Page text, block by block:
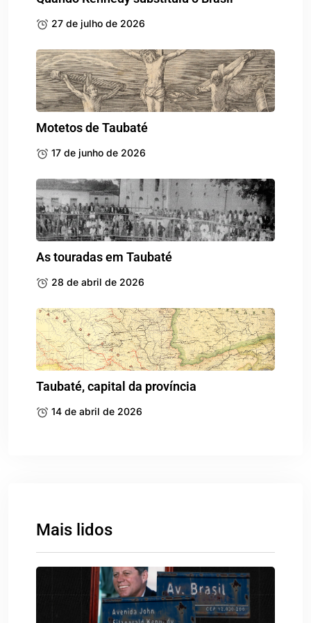
27 de julho de 2026
Motetos de Taubaté
17 de junho de 2026
As touradas em Taubaté
28 de abril de 2026
Taubaté, capital da província
14 de abril de 2026
Mais lidos